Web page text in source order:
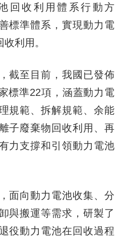
回收利用體系行動方
標準體系，實現動力電
利用。
至目前，我國已發佈
標準22項，涵蓋動力電
規範、拆解規範、余能
子廢棄物回收利用、再
力支撐和引領動力電池
向動力電池收集、分
與搬運等需求，研製了
役動力電池在回收過程